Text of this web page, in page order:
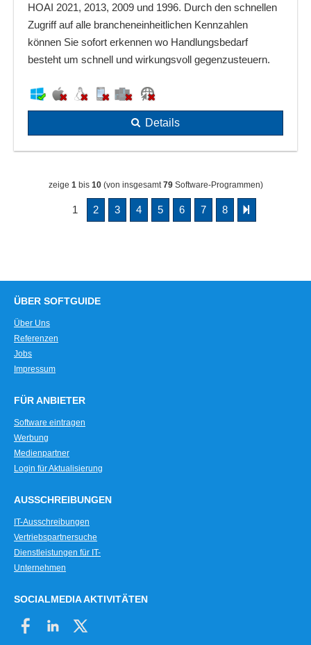
HOAI 2021, 2013, 2009 und 1996. Durch den schnellen
Zugriff auf alle brancheneinheitlichen Kennzahlen
können Sie sofort erkennen wo Handlungsbedarf
besteht um schnell und wirkungsvoll gegenzusteuern.
Details
zeige 1bis 10(von insgesamt79Software-Programmen)
1 2 3 4 5 6 7 8
ÜBER SOFTGUIDE
Über Uns
Referenzen
Jobs
Impressum
FÜR ANBIETER
Software eintragen
Werbung
Medienpartner
Login für Aktualisierung
AUSSCHREIBUNGEN
IT-Ausschreibungen
Vertriebspartnersuche
Dienstleistungen für IT-
Unternehmen
SOCIALMEDIA AKTIVITÄTEN